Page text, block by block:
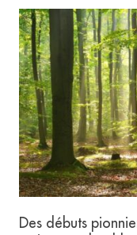
Des débuts